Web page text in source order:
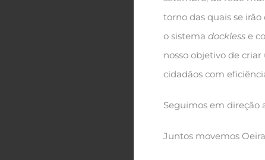
torno das quais se
o sistema docklesse
nosso objetivo de
cidadãos com
Seguimos em direção
Juntos movemos